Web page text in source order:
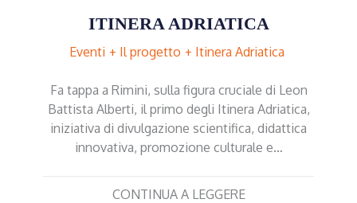
ITINERA ADRIATICA
Eventi Il progetto Itinera Adriatica
Fa tappa a Rimini, sulla figura cruciale di Leon
Battista Alberti, il primo degli Itinera Adriatica,
iniziativa di divulgazione scientifica, didattica
innovativa, promozione culturale e…
CONTINUA A LEGGERE